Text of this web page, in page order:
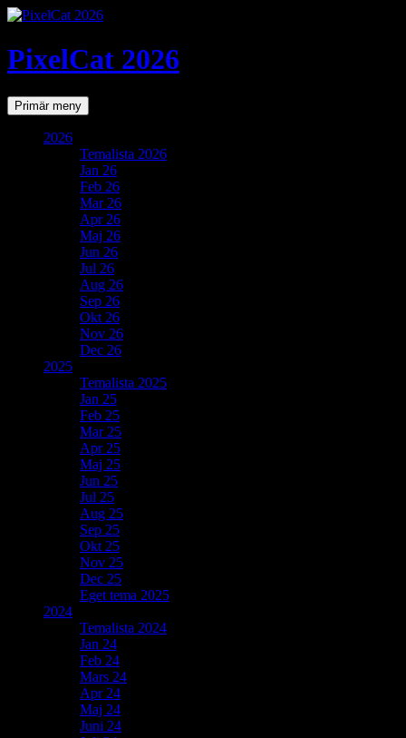
PixelCat 2026
SökPrimär meny Gå
till
2026
Temalista 2026
Jan 26
Feb 26
Mar 26
Apr 26
Maj 26
Jun 26
Jul 26
Aug 26
Sep 26
Okt 26
Nov 26
Dec 26
2025
Temalista 2025
Jan 25
Feb 25
Mar 25
Apr 25
Maj 25
Jun 25
Jul 25
Aug 25
Sep 25
Okt 25
Nov 25
Dec 25
Eget tema 2025
2024
Temalista 2024
Jan 24
Feb 24
Mars 24
Apr 24
Maj 24
Juni 24